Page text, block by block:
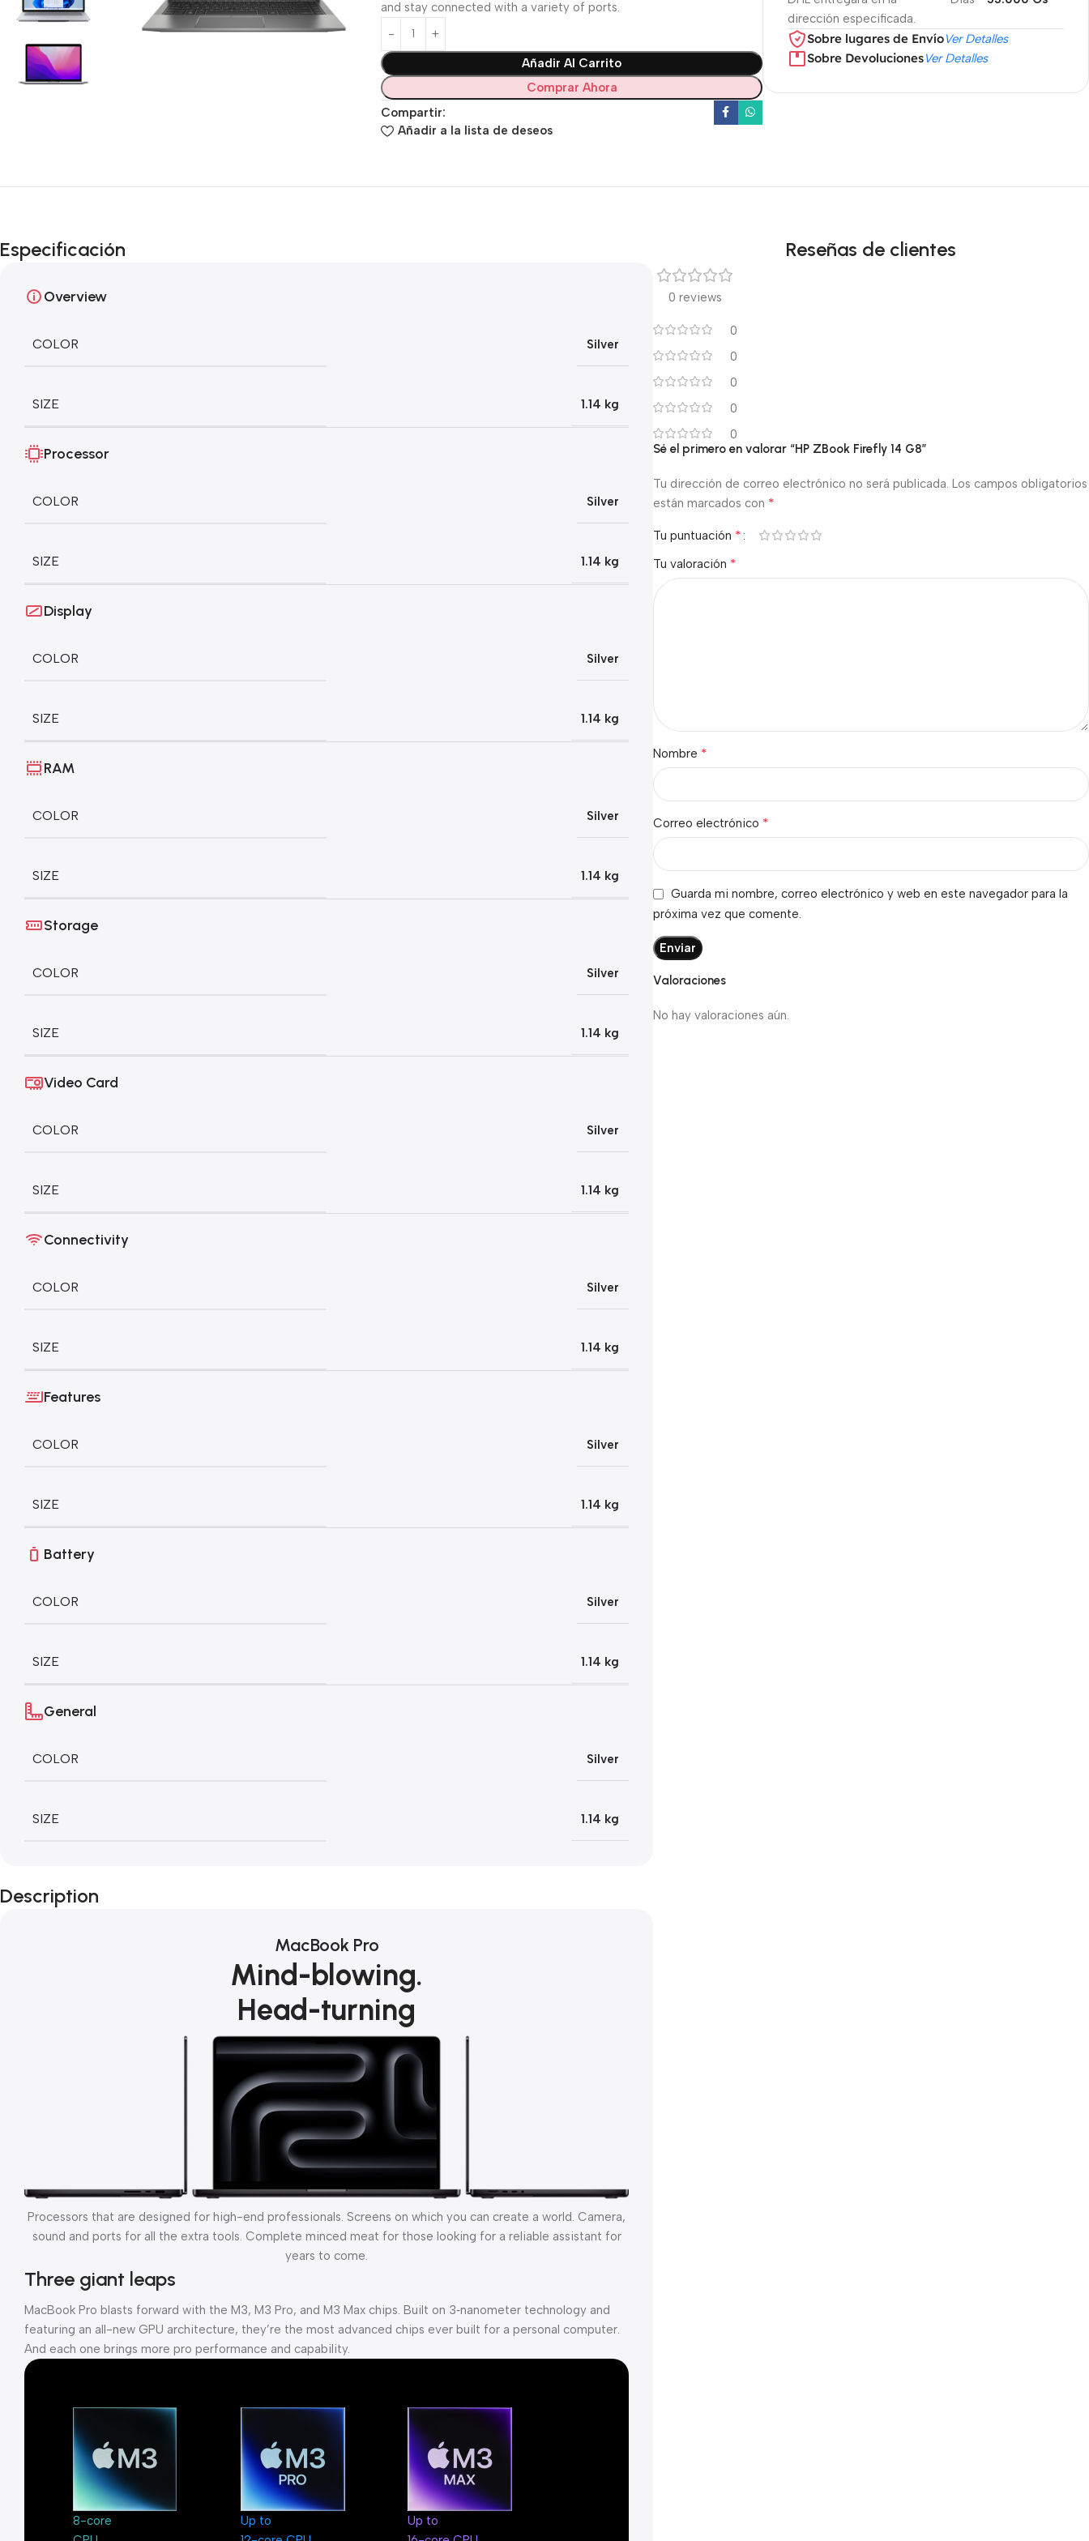
and stay connected with a variety of ports.
Añadir Al Carrito
Comprar Ahora
Compartir:
Añadir a la lista de deseos
dirección especificada.
Sobre lugares de EnvíoVer Detalles
Sobre DevolucionesVer Detalles
Especificación
Overview
COLOR Silver
SIZE 1.14 kg
Processor
COLOR Silver
SIZE 1.14 kg
Display
COLOR Silver
SIZE 1.14 kg
RAM
COLOR Silver
SIZE 1.14 kg
Storage
COLOR Silver
SIZE 1.14 kg
Video Card
COLOR Silver
SIZE 1.14 kg
Connectivity
COLOR Silver
SIZE 1.14 kg
Features
COLOR Silver
SIZE 1.14 kg
Battery
COLOR Silver
SIZE 1.14 kg
General
COLOR Silver
SIZE 1.14 kg
Description
MacBook Pro
Mind-blowing.
Head-turning
Processors that are designed for high-end professionals. Screens on which you can create a world. Camera,
sound and ports for all the extra tools. Complete minced meat for those looking for a reliable assistant for
years to come.
Three giant leaps
MacBook Pro blasts forward with the M3, M3 Pro, and M3 Max chips. Built on 3‑nanometer technology and
featuring an all-new GPU architecture, they’re the most advanced chips ever built for a personal computer.
And each one brings more pro performance and capability.
8-core
Up to
Up to
Reseñas de clientes
0 reviews
0
0
0
0
0
Valoraciones
No hay valoraciones aún.
Sé el primero en valorar “HP ZBook Firefly 14 G8”
Tu dirección de correo electrónico no será publicada. Los campos obligatorios
están marcados con *
Tu puntuación *
Tu valoración *
Nombre *
Correo electrónico *
Guarda mi nombre, correo electrónico y web en este navegador para la
próxima vez que comente.